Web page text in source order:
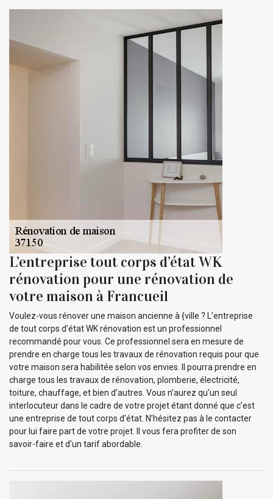
L’entreprise tout corps d’état WK
rénovation pour une rénovation de
votre maison à Francueil
Voulez-vous rénover une maison ancienne à {ville ? L’entreprise
de tout corps d’état WK rénovation est un professionnel
recommandé pour vous. Ce professionnel sera en mesure de
prendre en charge tous les travaux de rénovation requis pour que
votre maison sera habilitée selon vos envies. Il pourra prendre en
charge tous les travaux de rénovation, plomberie, électricité,
toiture, chauffage, et bien d’autres. Vous n’aurez qu’un seul
interlocuteur dans le cadre de votre projet étant donné que c’est
une entreprise de tout corps d’état. N’hésitez pas à le contacter
pour lui faire part de votre projet. Il vous fera profiter de son
savoir-faire et d’un tarif abordable.